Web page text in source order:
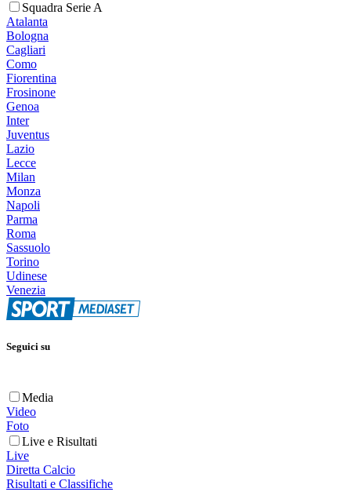
Squadra Serie A
Atalanta
Bologna
Cagliari
Como
Fiorentina
Frosinone
Genoa
Inter
Juventus
Lazio
Lecce
Milan
Monza
Napoli
Parma
Roma
Sassuolo
Torino
Udinese
Venezia
Seguici su
Media
Video
Foto
Live e Risultati
Live
Diretta Calcio
Risultati e Classifiche